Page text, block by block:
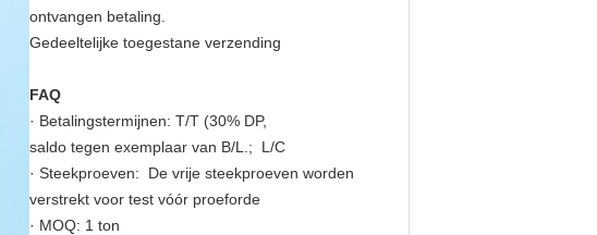
ontvangen betaling.
Gedeeltelijke toegestane verzending
FAQ
· Betalingstermijnen: T/T (30% DP,
saldo tegen exemplaar van B/L.; L/C
· Steekproeven: De vrije steekproeven worden
verstrekt voor test vóór proeforde
· MOQ: 1 ton